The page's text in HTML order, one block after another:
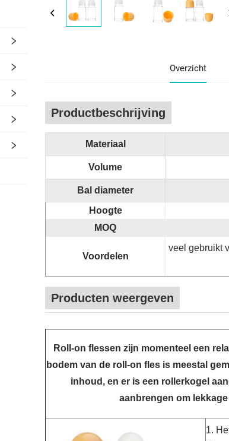
Overzicht
Productbeschrijving
Materiaal
Volume
Bal diameter
Hoogte
MOQ
Voordelen
veel gebruikt
Producten weergeven
Roll-on flessen zijn momenteel een
bodem van de roll-on fles is meestal
inhoud, en er is een rollerkogel
aanbrengen om
1.